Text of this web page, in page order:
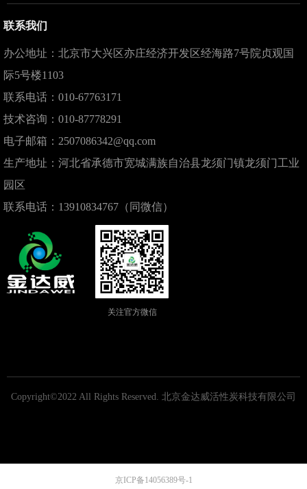
Copyright©2022 All Rights Reserved. 北京金达威活性炭科技有限公司
关注官方微信
联系我们
办公地址：北京市大兴区亦庄经济开发区经海路7号院贞观国
际5号楼1103
联系电话：010-67763171
技术咨询：010-87778291
电子邮箱：2507086342@qq.com
生产地址：河北省承德市宽城满族自治县龙须门镇龙须门工业
园区
联系电话：13910834767（同微信）
京ICP备14056389号-1